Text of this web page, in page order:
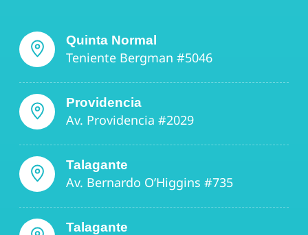
Quinta Normal
Teniente Bergman #5046
Providencia
Av. Providencia #2029
Talagante
Av. Bernardo O’Higgins #735
Talagante